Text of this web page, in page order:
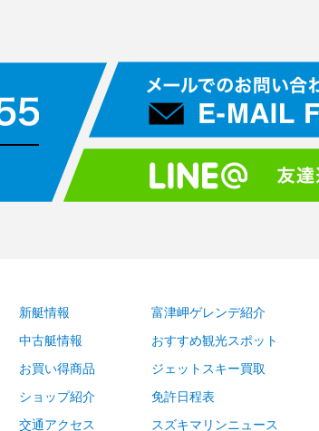
新艇情報
中古艇情報
お買い得商品
ショップ紹介
交通アクセス
富津岬ゲレンデ紹介
おすすめ観光スポット
ジェットスキー買取
免許日程表
スズキマリンニュース